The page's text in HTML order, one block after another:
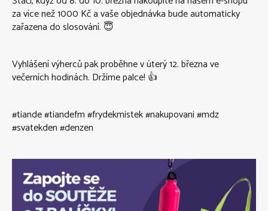
za více než 1000 Kč a vaše objednávka bude automaticky
zařazena do slosování. 😇
Vyhlášení výherců pak proběhne v úterý 12. března ve
večerních hodinách. Držíme palce! 👍
#tiande #tiandefm #frydekmistek #nakupovani #mdz
#svatekden #denzen